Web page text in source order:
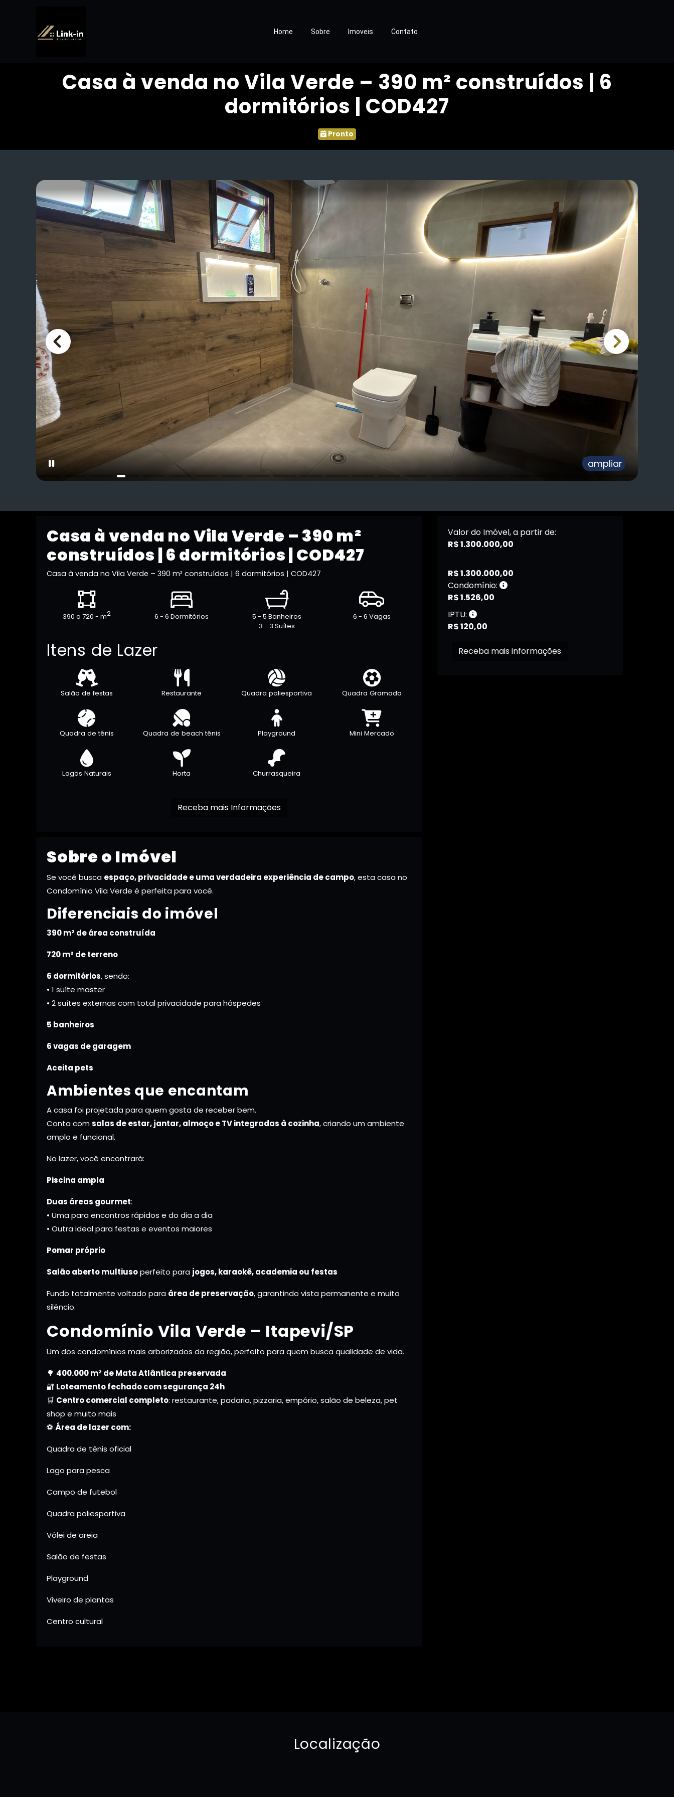
Home Sobre Imoveis Contato
Casa à venda no Vila Verde – 390 m² construídos | 6
dormitórios | COD427
Pronto
ampliar
Casa à venda no Vila Verde – 390 m²
construídos | 6 dormitórios | COD427
Casa à venda no Vila Verde – 390 m² construídos | 6 dormitórios | COD427
390 a 720 - m2 6 - 6 Dormitórios
5 - 5 Banheiros
3 - 3 Suítes
6 - 6 Vagas
Itens de Lazer
Salão de festas Restaurante Quadra poliesportiva Quadra Gramada
Quadra de tênis Quadra de beach tênis Playground Mini Mercado
Lagos Naturais Horta Churrasqueira
Receba mais Informações
Sobre o Imóvel
Se você busca espaço, privacidade e uma verdadeira experiência de campo, esta casa no
Condomínio Vila Verde é perfeita para você.
Diferenciais do imóvel
390 m² de área construída
720 m² de terreno
6 dormitórios, sendo:
• 1 suíte master
• 2 suítes externas com total privacidade para hóspedes
5 banheiros
6 vagas de garagem
Aceita pets
Ambientes que encantam
A casa foi projetada para quem gosta de receber bem.
Conta com salas de estar, jantar, almoço e TV integradas à cozinha, criando um ambiente
amplo e funcional.
No lazer, você encontrará:
Piscina ampla
Duas áreas gourmet:
• Uma para encontros rápidos e do dia a dia
• Outra ideal para festas e eventos maiores
Pomar próprio
Salão aberto multiusoperfeito para jogos, karaokê, academia ou festas
Fundo totalmente voltado para área de preservação, garantindo vista permanente e muito
silêncio.
Condomínio Vila Verde – Itapevi/SP
Um dos condomínios mais arborizados da região, perfeito para quem busca qualidade de vida.
🌳 400.000 m² de Mata Atlântica preservada
🔐 Loteamento fechado com segurança 24h
🛒 Centro comercial completo: restaurante, padaria, pizzaria, empório, salão de beleza, pet
shop e muito mais
⚽ Área de lazer com:
Quadra de tênis oficial
Lago para pesca
Campo de futebol
Quadra poliesportiva
Vôlei de areia
Salão de festas
Playground
Viveiro de plantas
Centro cultural
Valor do Imóvel, a partir de:
R$ 1.300.000,00
R$ 1.300.000,00
Condomínio:
R$ 1.526,00
IPTU:
R$ 120,00
Receba mais informações
Localização